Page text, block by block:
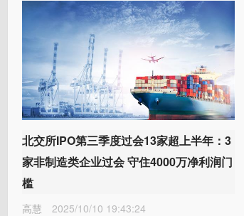
北交所IPO第三季度过会13家超上半年：3
家非制造类企业过会 守住4000万净利润门
槛
高慧 2025/10/10 19:43:24